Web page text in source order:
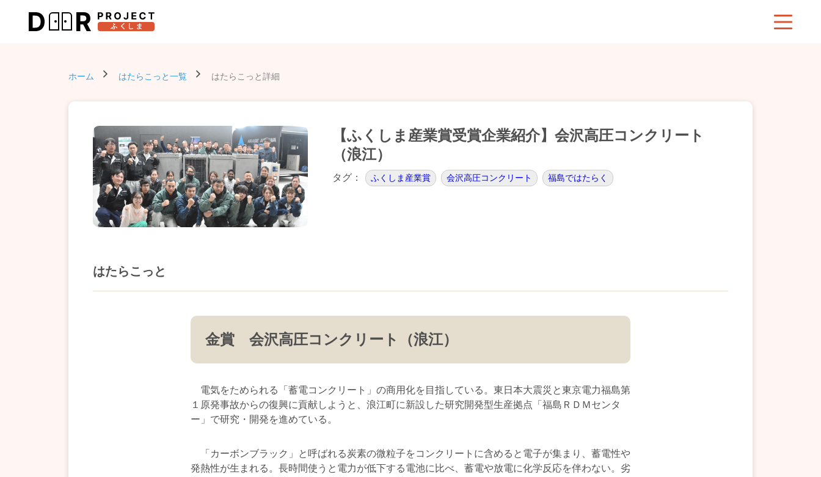
ホーム はたらこっと一覧 はたらこっと詳細
【ふくしま産業賞受賞企業紹介】会沢高圧コンクリート
（浪江）
タグ： ふくしま産業賞 会沢高圧コンクリート 福島ではたらく
はたらこっと
金賞 会沢高圧コンクリート（浪江）
電気をためられる「蓄電コンクリート」の商用化を目指している。東日本大震災と東京電力福島第
１原発事故からの復興に貢献しようと、浪江町に新設した研究開発型生産拠点「福島ＲＤＭセンタ
ー」で研究・開発を進めている。
「カーボンブラック」と呼ばれる炭素の微粒子をコンクリートに含めると電子が集まり、蓄電性や
発熱性が生まれる。長時間使うと電力が低下する電池に比べ、蓄電や放電に化学反応を伴わない。劣